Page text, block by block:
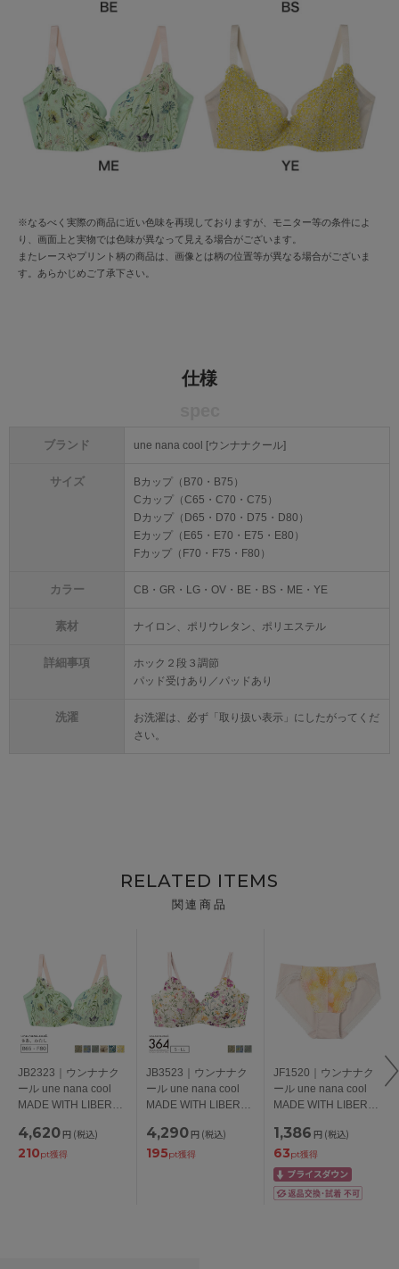
※なるべく実際の商品に近い色味を再現しておりますが、モニター等の条件によ
り、画面上と実物では色味が異なって見える場合がございます。
またレースやプリント柄の商品は、画像とは柄の位置等が異なる場合がございま
す。あらかじめご了承下さい。
仕様
ブランド une nana cool [ウンナナクール]
サイズ
Bカップ（B70・B75）
Cカップ（C65・C70・C75）
Dカップ（D65・D70・D75・D80）
Eカップ（E65・E70・E75・E80）
Fカップ（F70・F75・F80）
カラー CB・GR・LG・OV・BE・BS・ME・YE
素材 ナイロン、ポリウレタン、ポリエステル
詳細事項
ホック２段３調節
パッド受けあり／パッドあり
洗濯
お洗濯は、必ず「取り扱い表示」にしたがってくだ
さい。
RELATED ITEMS
関連商品
JB2323｜ウンナナク
ール une nana cool
MADE WITH LIBERTY
レース ブラジャー単
品 BCDEFカップ アン
4,620 円 (税込)
210pt獲得
JB3523｜ウンナナク
ール une nana cool
MADE WITH LIBERTY
ンワイヤーブラ
S/M/L/LL
4,290 円 (税込)
195pt獲得
JF1520｜ウンナナク
ール une nana cool
MADE WITH LIBERTY
ダードショーツ M/L
1,386 円 (税込)
63pt獲得